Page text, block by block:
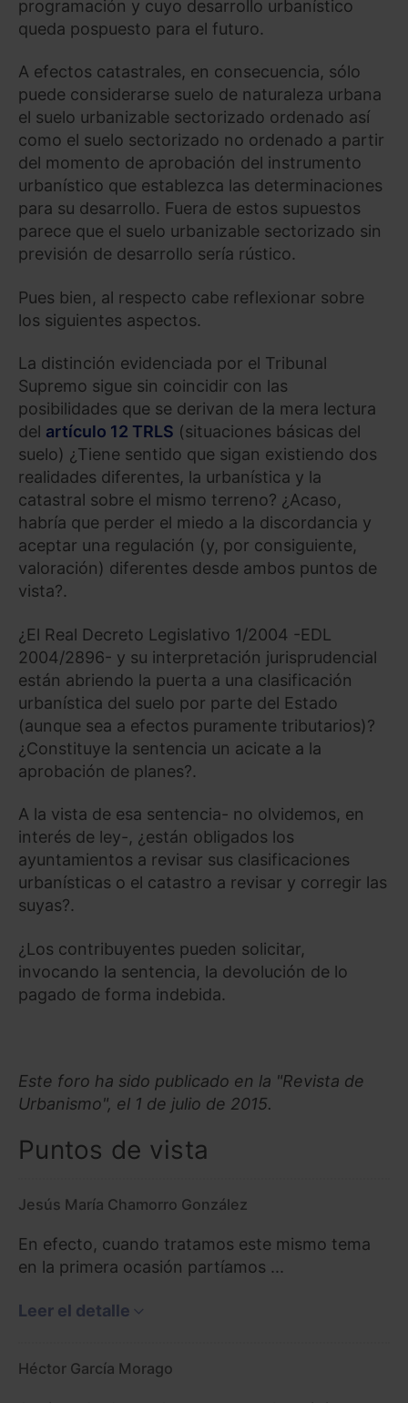
programación y cuyo desarrollo urbanístico
queda pospuesto para el futuro.
A efectos catastrales, en consecuencia, sólo
puede considerarse suelo de naturaleza urbana
el suelo urbanizable sectorizado ordenado así
como el suelo sectorizado no ordenado a partir
del momento de aprobación del instrumento
urbanístico que establezca las determinaciones
para su desarrollo. Fuera de estos supuestos
parece que el suelo urbanizable sectorizado sin
previsión de desarrollo sería rústico.
Pues bien, al respecto cabe reflexionar sobre
los siguientes aspectos.
La distinción evidenciada por el Tribunal
Supremo sigue sin coincidir con las
posibilidades que se derivan de la mera lectura
del artículo 12 TRLS (situaciones básicas del
suelo) ¿Tiene sentido que sigan existiendo dos
realidades diferentes, la urbanística y la
catastral sobre el mismo terreno? ¿Acaso,
habría que perder el miedo a la discordancia y
aceptar una regulación (y, por consiguiente,
valoración) diferentes desde ambos puntos de
vista?.
¿El Real Decreto Legislativo 1/2004 -EDL
2004/2896- y su interpretación jurisprudencial
están abriendo la puerta a una clasificación
urbanística del suelo por parte del Estado
(aunque sea a efectos puramente tributarios)?
¿Constituye la sentencia un acicate a la
aprobación de planes?.
A la vista de esa sentencia- no olvidemos, en
interés de ley-, ¿están obligados los
ayuntamientos a revisar sus clasificaciones
urbanísticas o el catastro a revisar y corregir las
suyas?.
¿Los contribuyentes pueden solicitar,
invocando la sentencia, la devolución de lo
pagado de forma indebida.
Este foro ha sido publicado en la "Revista de
Urbanismo", el 1 de julio de 2015.
Puntos de vista
Jesús María Chamorro González
En efecto, cuando tratamos este mismo tema
en la primera ocasión partíamos ...
Leer el detalle
Héctor García Morago